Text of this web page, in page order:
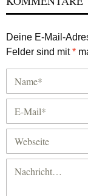
Deine E-Mail-
Felder sind mit*